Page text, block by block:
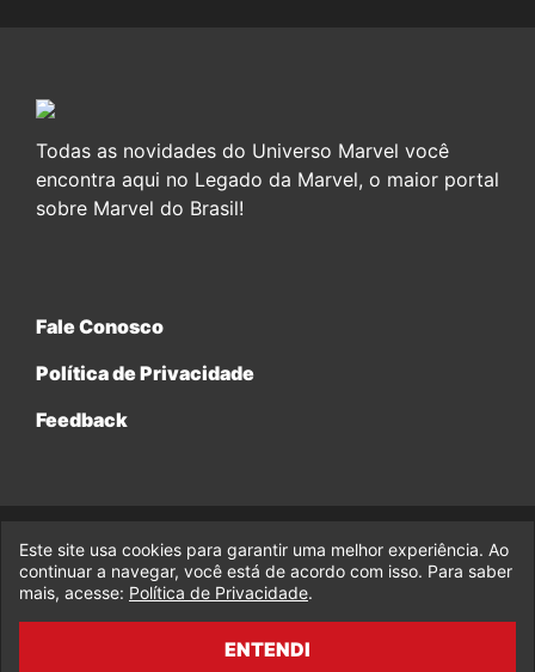
Todas as novidades do Universo Marvel você
encontra aqui no Legado da Marvel, o maior portal
sobre Marvel do Brasil!
Fale Conosco
Política de Privacidade
Feedback
© 2017-2026 Legado da Marvel, uma empresa da Legado
Enterprises.
fabiolobo
Este site usa cookies para garantir uma melhor experiência. Ao
continuar a navegar, você está de acordo com isso. Para saber
mais, acesse: Política de Privacidade.
ENTENDI